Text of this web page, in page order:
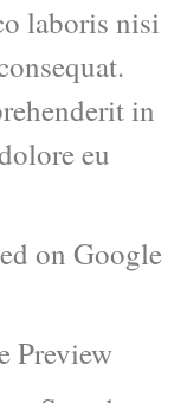
laboris nisi
in
eu
on Google
Preview